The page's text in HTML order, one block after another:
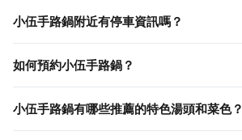
小伍手路鍋附近有停車資訊嗎？
如何預約小伍手路鍋？
小伍手路鍋有哪些推薦的特色湯頭和菜色？